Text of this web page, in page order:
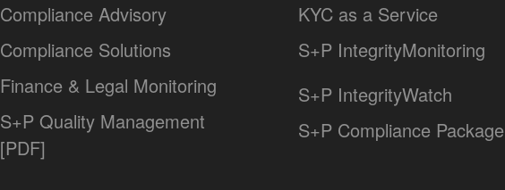
Compliance Advisory
Compliance Solutions
Finance & Legal Monitoring
S+P Quality Management
[PDF]
KYC as a Service
S+P IntegrityMonitoring
S+P IntegrityWatch
S+P Compliance Package